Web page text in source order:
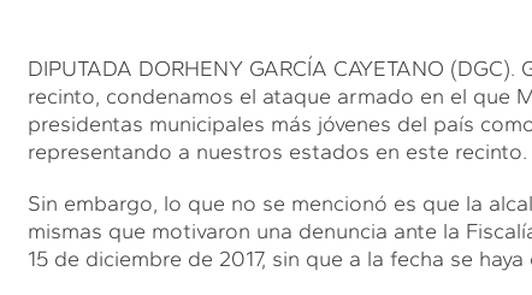
DIPUTADA DORHENY GARCÍA CAYETANO
recinto, condenamos el ataque armado en el que
presidentas municipales más jóvenes del país
representando a nuestros estados en este recinto.
Sin embargo, lo que no se mencionó es que la
mismas que motivaron una denuncia ante la
15 de diciembre de 2017, sin que a la fecha se